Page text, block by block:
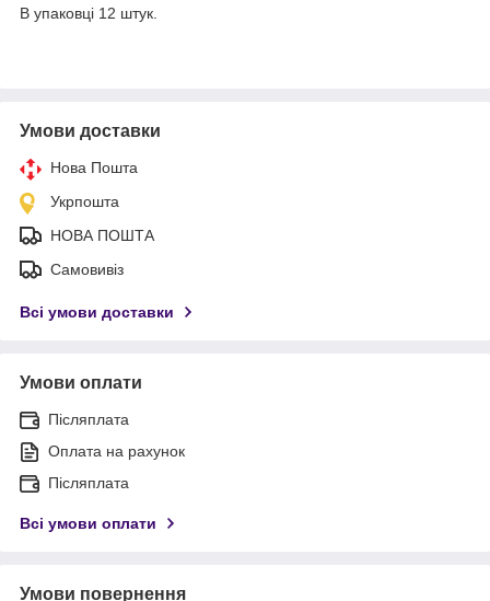
В упаковці 12 штук.
Умови доставки
Нова Пошта
Укрпошта
НОВА ПОШТА
Самовивіз
Всі умови доставки
Умови оплати
Післяплата
Оплата на рахунок
Післяплата
Всі умови оплати
Умови повернення